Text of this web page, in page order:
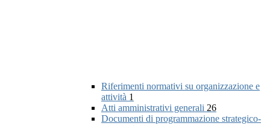
Riferimenti normativi su organizzazione e
attività 1
Atti amministrativi generali 26
Documenti di programmazione strategico-